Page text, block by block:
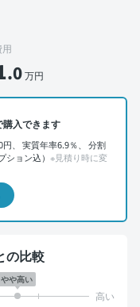
.0万円
入できます
、 実質年率6.9％、 分割
ョン込） ※見積り時に変
の比較
やや高い